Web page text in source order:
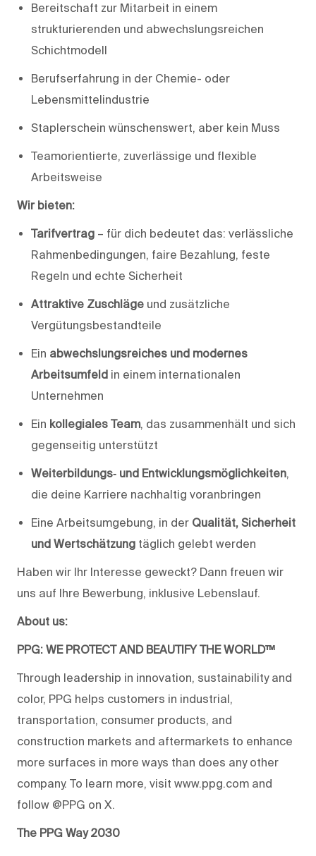
Bereitschaft zur Mitarbeit in einem
strukturierenden und abwechslungsreichen
Schichtmodell
Berufserfahrung in der Chemie- oder
Lebensmittelindustrie
Staplerschein wünschenswert, aber kein Muss
Teamorientierte, zuverlässige und flexible
Arbeitsweise
Wir bieten:
Tarifvertrag – für dich bedeutet das: verlässliche
Rahmenbedingungen, faire Bezahlung, feste
Regeln und echte Sicherheit
Attraktive Zuschläge und zusätzliche
Vergütungsbestandteile
Ein abwechslungsreiches und modernes
Arbeitsumfeld in einem internationalen
Unternehmen
Ein kollegiales Team, das zusammenhält und sich
gegenseitig unterstützt
Weiterbildungs‑ und Entwicklungsmöglichkeiten,
die deine Karriere nachhaltig voranbringen
Eine Arbeitsumgebung, in der Qualität, Sicherheit
und Wertschätzung täglich gelebt werden
Haben wir Ihr Interesse geweckt? Dann freuen wir
uns auf Ihre Bewerbung, inklusive Lebenslauf.
About us:
PPG: WE PROTECT AND BEAUTIFY THE WORLD™
Through leadership in innovation, sustainability and
color, PPG helps customers in industrial,
transportation, consumer products, and
construction markets and aftermarkets to enhance
more surfaces in more ways than does any other
company. To learn more, visit www.ppg.com and
follow @PPG on X.
The PPG Way 2030